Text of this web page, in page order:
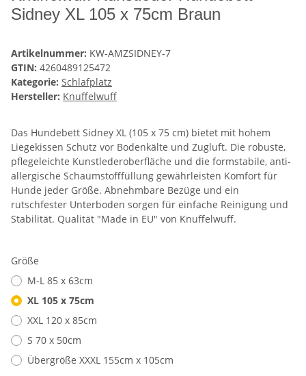
Sidney XL 105 x 75cm Braun
Artikelnummer: KW-AMZSIDNEY-7
GTIN: 4260489125472
Kategorie: Schlafplatz
Hersteller: Knuffelwuff
Das Hundebett Sidney XL (105 x 75 cm) bietet mit hohem
Liegekissen Schutz vor Bodenkälte und Zugluft. Die robuste,
pflegeleichte Kunstlederoberfläche und die formstabile, anti-
allergische Schaumstofffüllung gewährleisten Komfort für
Hunde jeder Größe. Abnehmbare Bezüge und ein
rutschfester Unterboden sorgen für einfache Reinigung und
Stabilität. Qualität "Made in EU" von Knuffelwuff.
Größe
M-L 85 x 63cm
XL 105 x 75cm
XXL 120 x 85cm
S 70 x 50cm
Übergröße XXXL 155cm x 105cm